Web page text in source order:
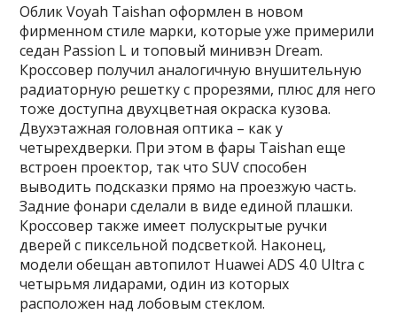
Облик Voyah Taishan оформлен в новом
фирменном стиле марки, которые уже примерили
седан Passion L и топовый минивэн Dream.
Кроссовер получил аналогичную внушительную
радиаторную решетку с прорезями, плюс для него
тоже доступна двухцветная окраска кузова.
Двухэтажная головная оптика – как у
четырехдверки. При этом в фары Taishan еще
встроен проектор, так что SUV способен
выводить подсказки прямо на проезжую часть.
Задние фонари сделали в виде единой плашки.
Кроссовер также имеет полускрытые ручки
дверей с пиксельной подсветкой. Наконец,
модели обещан автопилот Huawei ADS 4.0 Ultra с
четырьмя лидарами, один из которых
расположен над лобовым стеклом.